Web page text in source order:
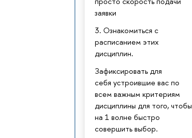
заявки
3. Ознакомиться с
расписанием этих
дисциплин.
Зафиксировать для
себя устроившие вас по
всем важным критериям
дисциплины для того, чтобы
на 1 волне быстро
совершить выбор.